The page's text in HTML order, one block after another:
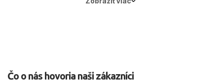
Čo o nás hovoria naši zákazníci